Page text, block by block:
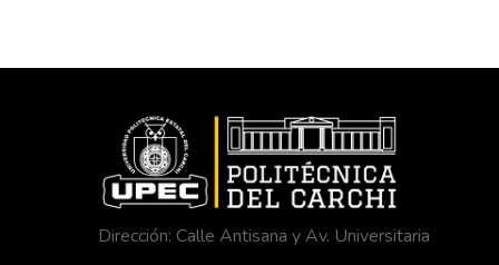
Dirección: Calle Antisana y Av. Universitaria